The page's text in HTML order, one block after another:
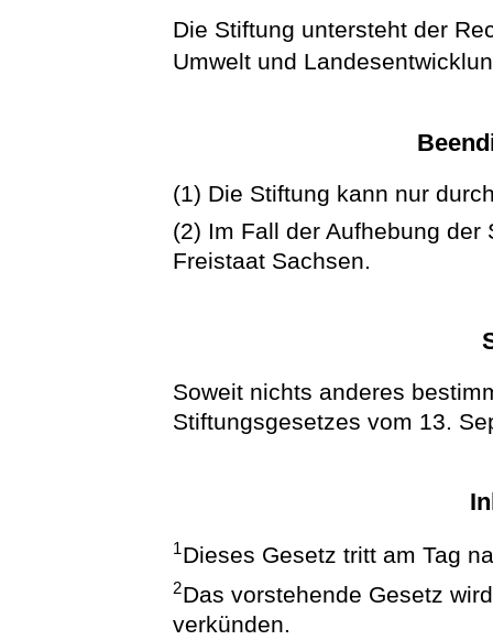
Die Stiftung untersteht der
Umwelt und
(1) Die Stiftung kann nur
(2) Im Fall der Aufhebung
Freistaat Sachsen.
Soweit nichts anderes
Stiftungsgesetzes vom 13.
1Dieses Gesetz tritt am Tag
2Das vorstehende Gesetz
verkünden.